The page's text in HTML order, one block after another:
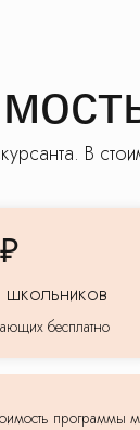
В
бесплатно
программы